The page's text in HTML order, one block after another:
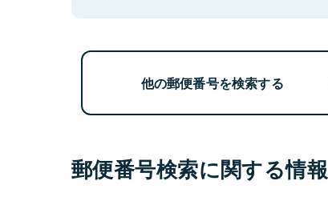
他の郵便番号を検索する
郵便番号検索に関する情報